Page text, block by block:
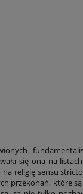
się ona na
religię sensu
przekonań, które